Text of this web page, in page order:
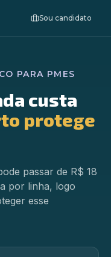
Sou candidato
PARA PMES
custa
protege
passar de R$ 18
por linha, logo
esse